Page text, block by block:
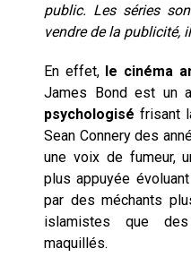
public. Les séries
vendre de la publicité,
En effet,le cinéma
James Bond est un
psychologisé frisant
Sean Connery des
une voix de fumeur,
plus appuyée
par des méchants
islamistes que
maquillés.